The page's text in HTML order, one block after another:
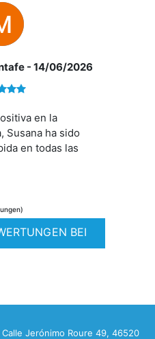
en ocasiones
plenamente
compromiso y
que todo
Muchas gracias
a contar
- 14/06/2026
en la
Susana ha sido
en todas las
BEI
Jerónimo Roure 49, 46520